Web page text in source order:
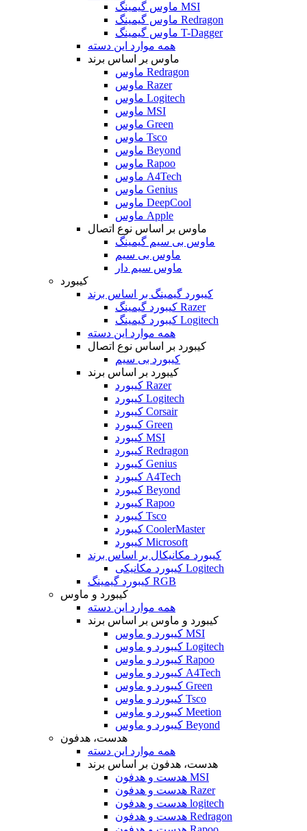
ماوس گیمینگ MSI
ماوس گیمینگ Redragon
ماوس گیمینگ T-Dagger
همه موارد این دسته
ماوس بر اساس برند
ماوس Redragon
ماوس Razer
ماوس Logitech
ماوس MSI
ماوس Green
ماوس Tsco
ماوس Beyond
ماوس Rapoo
ماوس A4Tech
ماوس Genius
ماوس DeepCool
ماوس Apple
ماوس بر اساس نوع اتصال
ماوس بی سیم گیمینگ
ماوس بی سیم
ماوس سیم دار
کیبورد
کیبورد گیمینگ بر اساس برند
کیبورد گیمینگ Razer
کیبورد گیمینگ Logitech
همه موارد این دسته
کیبورد بر اساس نوع اتصال
کیبورد بی سیم
کیبورد بر اساس برند
کیبورد Razer
کیبورد Logitech
کیبورد Corsair
کیبورد Green
کیبورد MSI
کیبورد Redragon
کیبورد Genius
کیبورد A4Tech
کیبورد Beyond
کیبورد Rapoo
کیبورد Tsco
کیبورد CoolerMaster
کیبورد Microsoft
کیبورد مکانیکال بر اساس برند
کیبورد مکانیکی Logitech
کیبورد گیمینگ RGB
کیبورد و ماوس
همه موارد این دسته
کیبورد و ماوس بر اساس برند
کیبورد و ماوس MSI
کیبورد و ماوس Logitech
کیبورد و ماوس Rapoo
کیبورد و ماوس A4Tech
کیبورد و ماوس Green
کیبورد و ماوس Tsco
کیبورد و ماوس Meetion
کیبورد و ماوس Beyond
هدست، هدفون
همه موارد این دسته
هدست، هدفون بر اساس برند
هدست و هدفون MSI
هدست و هدفون Razer
هدست و هدفون logitech
هدست و هدفون Redragon